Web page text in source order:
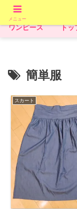
アラフ
ワンピース トッ
簡単服
スカート
メニュー